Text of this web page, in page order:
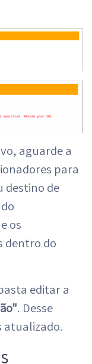
aguarde a
para
destino de
os
dentro do
editar a
. Desse
atualizado.